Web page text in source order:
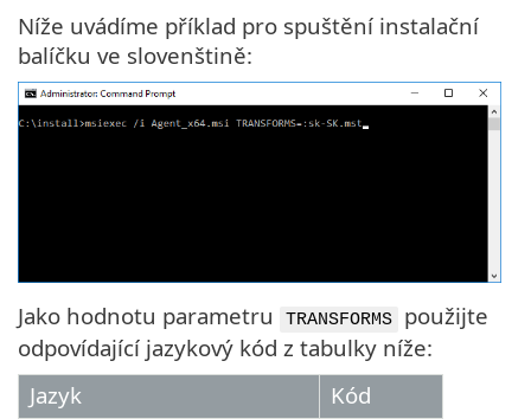
Níže uvádíme příklad pro spuštění instalační
balíčku ve slovenštině:
Jako hodnotu parametru TRANSFORMS
použijte
odpovídající jazykový kód z tabulky níže:
Jazyk
Kód